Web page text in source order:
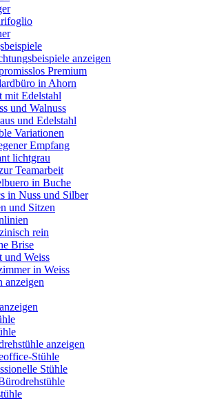
anzeigen
Premium
in Ahorn
mit Edelstahl
und Walnuss
und Edelstahl
Variationen
Empfang
lichtgrau
Teamarbeit
in Buche
in Nuss und Silber
und Sitzen
rein
Brise
und Weiss
in Weiss
anzeigen
anzeigen
Stühle
Stühle